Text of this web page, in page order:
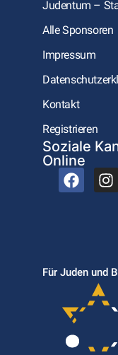
Judentum –
Alle Sponsoren
Impressum
Kontakt
Registrieren
Soziale
Online
Für Juden und